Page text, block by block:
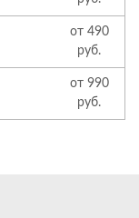
от 490
руб.
от 990
руб.